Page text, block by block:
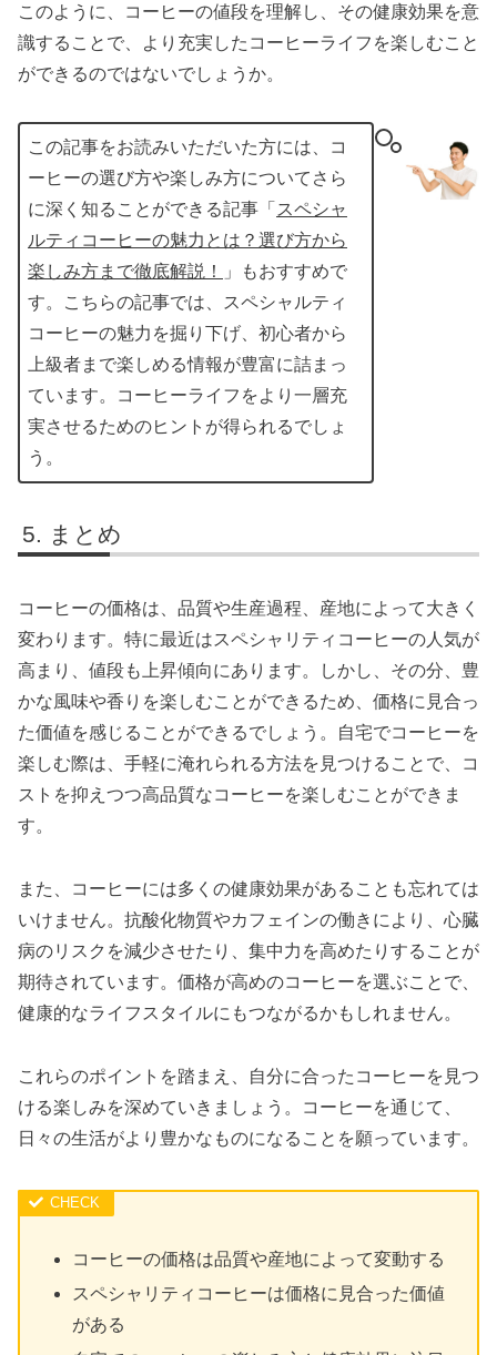
このように、コーヒーの値段を理解し、その健康効果を意
識することで、より充実したコーヒーライフを楽しむこと
ができるのではないでしょうか。
この記事をお読みいただいた方には、コ
ーヒーの選び方や楽しみ方についてさら
に深く知ることができる記事「 スペシャ
ルティコーヒーの魅力とは？選び方から
楽しみ方まで徹底解説！
」もおすすめで
す。こちらの記事では、スペシャルティ
コーヒーの魅力を掘り下げ、初心者から
上級者まで楽しめる情報が豊富に詰まっ
ています。コーヒーライフをより一層充
実させるためのヒントが得られるでしょ
う。
まとめ
コーヒーの価格は、品質や生産過程、産地によって大きく
変わります。特に最近はスペシャリティコーヒーの人気が
高まり、値段も上昇傾向にあります。しかし、その分、豊
かな風味や香りを楽しむことができるため、価格に見合っ
た価値を感じることができるでしょう。自宅でコーヒーを
楽しむ際は、手軽に淹れられる方法を見つけることで、コ
ストを抑えつつ高品質なコーヒーを楽しむことができま
す。
また、コーヒーには多くの健康効果があることも忘れては
いけません。抗酸化物質やカフェインの働きにより、心臓
病のリスクを減少させたり、集中力を高めたりすることが
期待されています。価格が高めのコーヒーを選ぶことで、
健康的なライフスタイルにもつながるかもしれません。
これらのポイントを踏まえ、自分に合ったコーヒーを見つ
ける楽しみを深めていきましょう。コーヒーを通じて、
日々の生活がより豊かなものになることを願っています。
コーヒーの価格は品質や産地によって変動する
スペシャリティコーヒーは価格に見合った価値
がある